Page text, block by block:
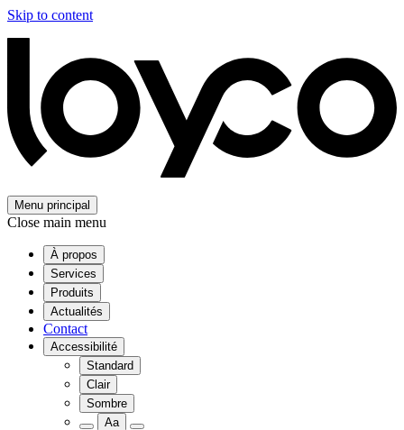
Skip to content
Menu principal
Close main menu
À propos
Services
Produits
Actualités
Contact
Accessibilité
Standard
Clair
Sombre
Aa